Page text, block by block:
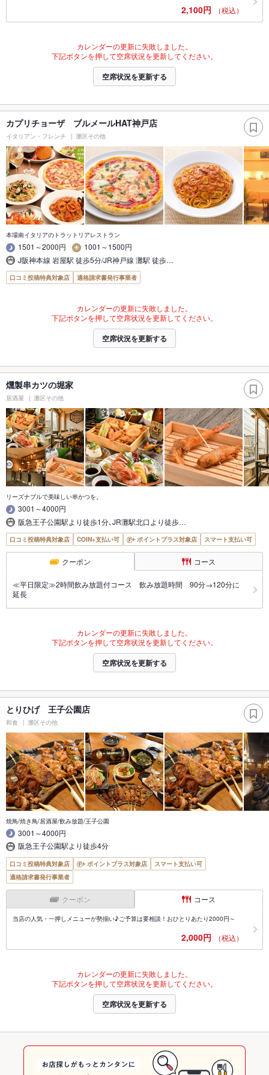
2,100円 （税込）
カレンダーの更新に失敗しました。
下記ボタンを押して空席状況を更新してください。
空席状況を更新する
カプリチョーザ ブルメールHAT神戸店
イタリアン・フレンチ 灘区その他
本場南イタリアのトラットリアレストラン
1501～2000円
1001～1500円
J阪神本線 岩屋駅 徒歩5分/JR神戸線 灘駅 徒歩…
口コミ投稿特典対象店 適格請求書発行事業者
カレンダーの更新に失敗しました。
下記ボタンを押して空席状況を更新してください。
空席状況を更新する
燻製串カツの堀家
居酒屋 灘区その他
リーズナブルで美味しい串かつを。
3001～4000円
阪急王子公園駅より徒歩1分､JR灘駅北口より徒歩…
口コミ投稿特典対象店 COIN+支払い可 ポイントプラス対象店 スマート支払い可
クーポン コース
≪平日限定≫2時間飲み放題付コース 飲み放題時間 90分→120分に
延長
カレンダーの更新に失敗しました。
下記ボタンを押して空席状況を更新してください。
空席状況を更新する
とりひげ 王子公園店
和食 灘区その他
焼鳥/焼き鳥/居酒屋/飲み放題/王子公園
3001～4000円
阪急王子公園駅より徒歩4分
口コミ投稿特典対象店 ポイントプラス対象店
スマート支払い可
適格請求書発行事業者
クーポン コース
当店の人気・一押しメニューが勢揃い♪ご予算は要相談！おひとりあたり2000円～
2,000円 （税込）
カレンダーの更新に失敗しました。
下記ボタンを押して空席状況を更新してください。
空席状況を更新する